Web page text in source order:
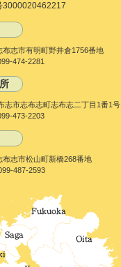
3000020462217
志市有明町野井倉1756番地
474-2281
志市志布志町志布志二丁目1番1号
473-2203
志市松山町新橋268番地
487-2593